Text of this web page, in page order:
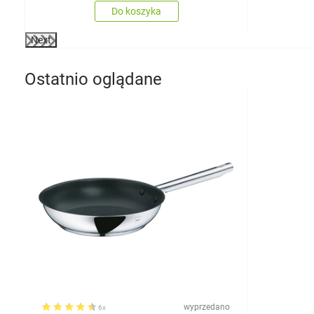
Do koszyka
Next
Ostatnio oglądane
6x wyprzedano